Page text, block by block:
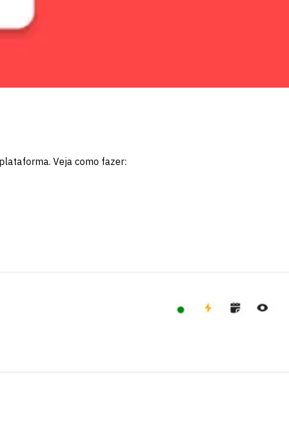
Veja como fazer: